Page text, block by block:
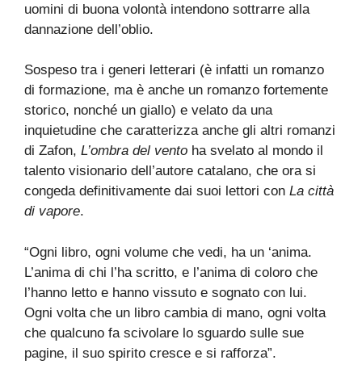
uomini di buona volontà intendono sottrarre alla
dannazione dell’oblio.
Sospeso tra i generi letterari (è infatti un romanzo
di formazione, ma è anche un romanzo fortemente
storico, nonché un giallo) e velato da una
inquietudine che caratterizza anche gli altri romanzi
di Zafon, L’ombra del vento ha svelato al mondo il
talento visionario dell’autore catalano, che ora si
congeda definitivamente dai suoi lettori con La città
di vapore.
“Ogni libro, ogni volume che vedi, ha un ‘anima.
L’anima di chi l’ha scritto, e l’anima di coloro che
l’hanno letto e hanno vissuto e sognato con lui.
Ogni volta che un libro cambia di mano, ogni volta
che qualcuno fa scivolare lo sguardo sulle sue
pagine, il suo spirito cresce e si rafforza”.